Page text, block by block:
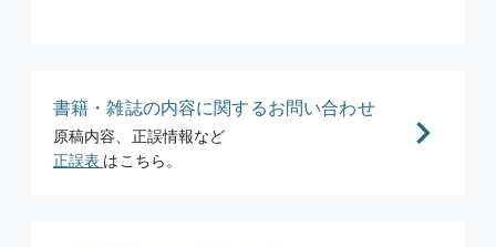
書籍・雑誌の内容に関するお問い合わせ
原稿内容、正誤情報など
正誤表 はこちら。